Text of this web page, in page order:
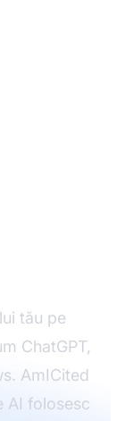
tău pe
ChatGPT,
AmICited
AI folosesc